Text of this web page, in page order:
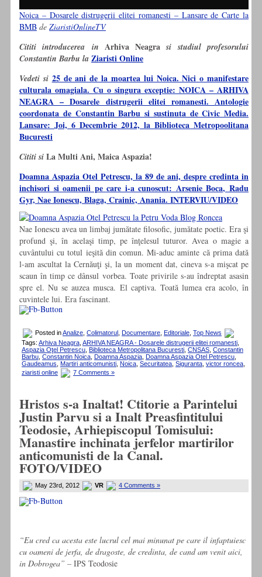
Noica – Dosarele distrugerii elitei romanesti – Lansare de Carte la
BMB de ZiaristiOnlineTV
Cititi introducerea in Arhiva Neagra si studiul profesorului
Constantin Barbu la Ziaristi Online
Vedeti si 25 de ani de la moartea lui Noica. Nici o manifestare
culturala omagiala. Cu o singura exceptie: NOICA – ARHIVA
NEAGRA – Dosarele distrugerii elitei romanesti. Antologie
coordonata de Constantin Barbu si sustinuta de Civic Media.
Lansare: Joi, 6 Decembrie 2012, la Biblioteca Metropoolitana
Bucuresti
Cititi si La Multi Ani, Maica Aspazia!
Doamna Aspazia Otel Petrescu, la 89 de ani, despre credinta in
inchisori si oamenii pe care i-a cunoscut: Arsenie Boca, Radu
Gyr, Nae Ionescu, Blaga, Crainic, Anania. INTERVIU/VIDEO
Nae Ionescu avea un limbaj jumătate filosofic, jumătate poetic. Era şi
profund şi, în acelaşi timp, pe înţelesul tuturor. Avea o magie a
cuvântului cu totul ieşită din comun. Mi-aduc aminte că prima dată
l-am ascultat la Cernăuţi şi, la un moment dat, cineva s-a mişcat pe
scaun în timp ce dânsul vorbea. Toate privirile s-au îndreptat asasin
spre el. Nu se auzea musca. El captiva. Toată lumea era acolo, în
cuvintele lui. Era fascinant.
Posted inAnalize Colimatorul Documentare Editoriale Top News
Tags: Arhiva Neagra ARHIVA NEAGRA - Dosarele distrugerii elitei romanesti
Aspazia Oţel Petrescu
Biblioteca Metropolitana Bucuresti CNSAS Constantin
Barbu Constantin Noica Doamna Aspazia Doamna Aspazia Otel Petrescu
Gaudeamus
Martiri anticomunisti Noica Securitatea Siguranta victor roncea
ziaristi online
7 Comments »
Hristos s-a Inaltat! Ctitorie a Parintelui
Justin Parvu si a Inalt Preasfintitului
Teodosie, Arhiepiscopul Tomisului:
Manastire inchinata jerfelor martirilor
anticomunisti de la Canal.
FOTO/VIDEO
May 23rd, 2012 VR 4 Comments »
“Eu cred ca acesta este lucrul cel mai minunat pe care il infaptuiesc
cu oameni de jerfa, de dragoste, de credinta, de cand am venit aici,
in Dobrogea” – IPS Teodosie